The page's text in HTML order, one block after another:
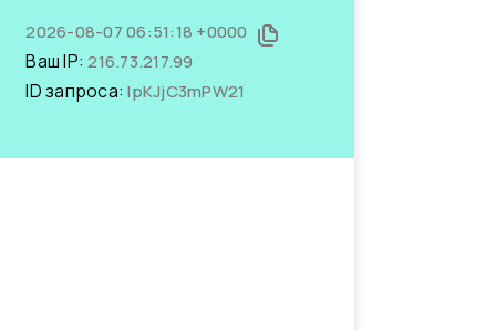
2026-08-07 06:51:18 +0000
Ваш IP:216.73.217.99
ID запроса:IpKJjC3mPW21